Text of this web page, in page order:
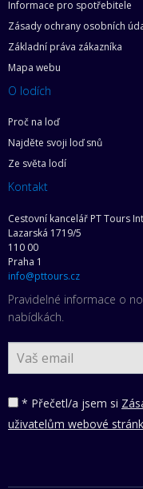
Informace pro spotřebitele
Zásady ochrany osobních
Základní práva zákazníka
Mapa webu
O lodích
Proč na loď
Najděte svoji loď snů
Ze světa lodí
Kontakt
Cestovní kancelář PT Tours
Lazarská 1719/5
110 00
Praha 1
info@pttours.cz
Pravidelné informace o
nabídkách.
* Přečetl/a jsem si
uživatelům webové